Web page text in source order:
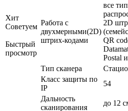
Хит
Советуем
Быстрый
просмотр
Работа с
двухмерными(2D)
штрих-кодами
все
2D
QR
Postal
Тип сканера
Класс защиты по
IP
54
Дальность
сканирования
до 12